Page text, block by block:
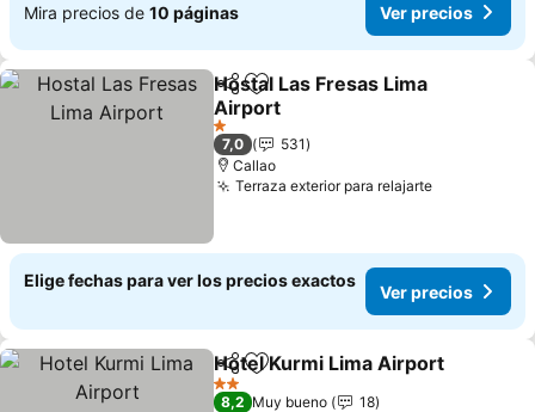
Mira precios de 10 páginas Ver precios
CompartirAgregar a favoritos
Hostal Las Fresas Lima
Airport
1 Estrellas
7,0
531
Callao
Terraza exterior para relajarte
Elige fechas para ver los precios exactos
Ver precios
CompartirAgregar a favoritos
Hotel Kurmi Lima Airport
2 Estrellas
8,2 Muy bueno
18